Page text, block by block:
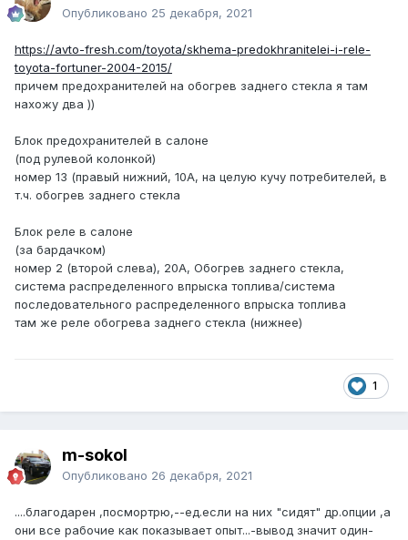
Опубликовано 25 декабря, 2021
https://avto-fresh.com/toyota/skhema-predokhranitelei-i-rele-
toyota-fortuner-2004-2015/
причем предохранителей на обогрев заднего стекла я там
нахожу два ))
Блок предохранителей в салоне
(под рулевой колонкой)
номер 13 (правый нижний, 10А, на целую кучу потребителей, в
т.ч. обогрев заднего стекла
Блок реле в салоне
(за бардачком)
номер 2 (второй слева), 20А, Обогрев заднего стекла,
система распределенного впрыска топлива/система
последовательного распределенного впрыска топлива
там же реле обогрева заднего стекла (нижнее)
1
m-sokol
Опубликовано 26 декабря, 2021
....благодарен ,посмортрю,--ед.если на них "сидят" др.опции ,а
они все рабочие как показывает опыт...-вывод значит один-